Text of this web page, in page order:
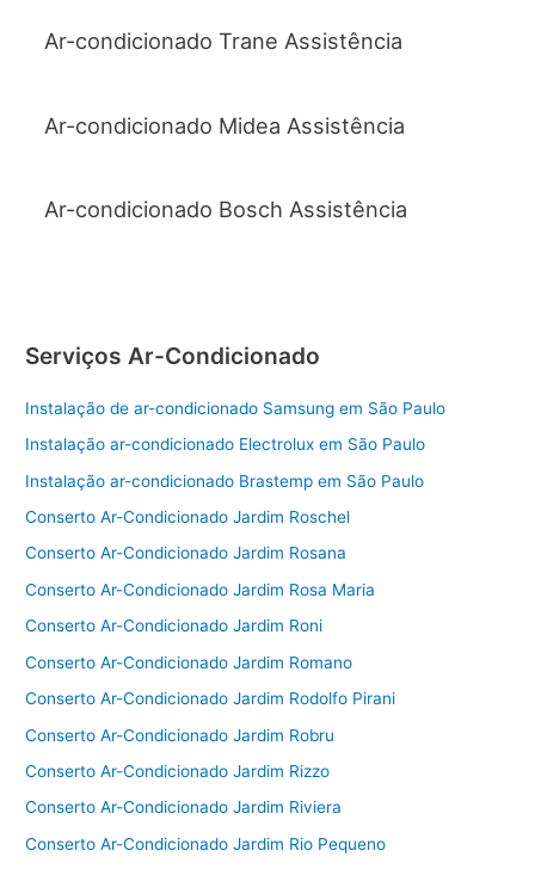
Ar-condicionado Trane Assistência
Ar-condicionado Midea Assistência
Ar-condicionado Bosch Assistência
Serviços Ar-Condicionado
Instalação de ar-condicionado Samsung em São Paulo
Instalação ar-condicionado Electrolux em São Paulo
Instalação ar-condicionado Brastemp em São Paulo
Conserto Ar-Condicionado Jardim Roschel
Conserto Ar-Condicionado Jardim Rosana
Conserto Ar-Condicionado Jardim Rosa Maria
Conserto Ar-Condicionado Jardim Roni
Conserto Ar-Condicionado Jardim Romano
Conserto Ar-Condicionado Jardim Rodolfo Pirani
Conserto Ar-Condicionado Jardim Robru
Conserto Ar-Condicionado Jardim Rizzo
Conserto Ar-Condicionado Jardim Riviera
Conserto Ar-Condicionado Jardim Rio Pequeno